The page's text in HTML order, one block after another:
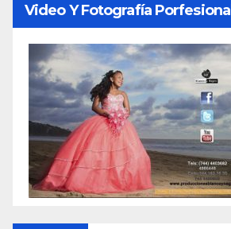
Video Y Fotografía Porfesional